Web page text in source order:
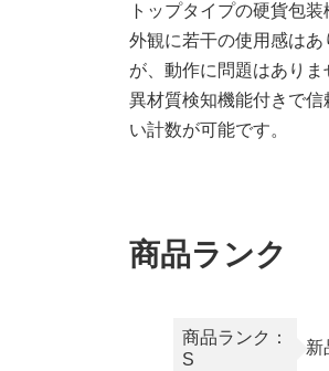
トップタイプの硬貨包装
外観に若干の使用感はあ
が、動作に問題はありま
異材質検知機能付きで信
い計数が可能です。
商品ランク
商品ランク：
S
新